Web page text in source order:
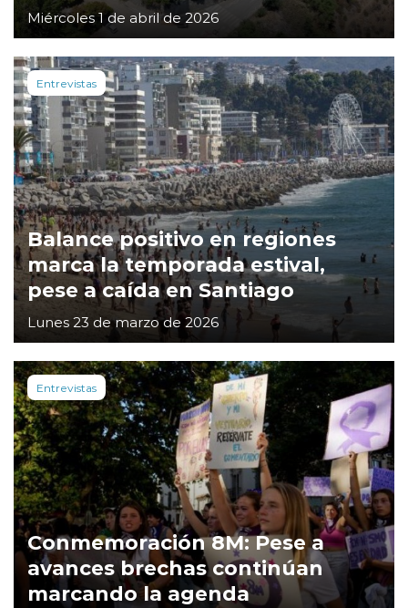
Miércoles 1 de abril de 2026
Entrevistas
Balance positivo en regiones
marca la temporada estival,
pese a caída en Santiago
Lunes 23 de marzo de 2026
Entrevistas
Conmemoración 8M: Pese a
avances brechas continúan
marcando la agenda